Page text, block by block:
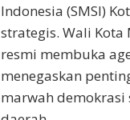
Indonesia (SMSI)
strategis. Wali Kota
resmi membuka
menegaskan
marwah